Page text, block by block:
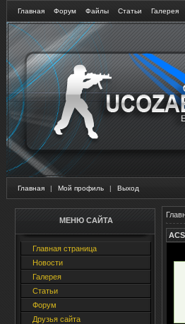
Главная Форум Файлы Статьи Галерея
Главная | Мой профиль | Выход
МЕНЮ САЙТА
Главная страница
Новости
Галерея
Статьи
Форум
Друзья сайта